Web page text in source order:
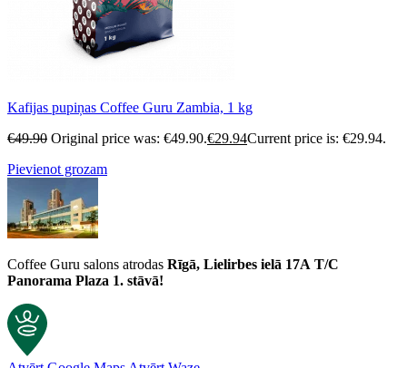
Kafijas pupiņas Coffee Guru Zambia, 1 kg
€49.90 Original price was: €49.90.€29.94Current price is: €29.94.
Pievienot grozam
Coffee Guru salons atrodas Rīgā, Lielirbes ielā 17A T/C
Panorama Plaza 1. stāvā!